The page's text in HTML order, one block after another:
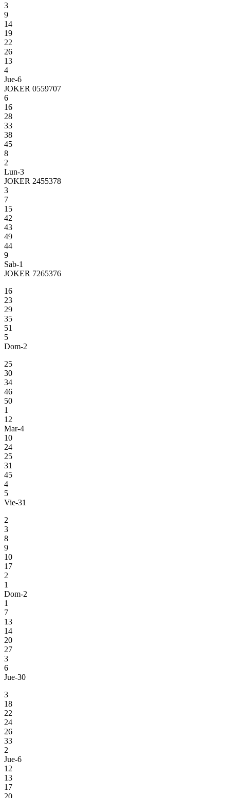
3
9
14
19
22
26
13
4
Jue-6
JOKER 0559707
6
16
28
33
38
45
8
2
Lun-3
JOKER 2455378
3
7
15
42
43
49
44
9
Sab-1
JOKER 7265376
16
23
29
35
51
5
Dom-2
25
30
34
46
50
1
12
Mar-4
10
24
25
31
45
4
5
Vie-31
2
3
8
9
10
17
2
1
Dom-2
1
7
13
14
20
27
3
6
Jue-30
3
18
22
24
26
33
2
Jue-6
12
13
17
20